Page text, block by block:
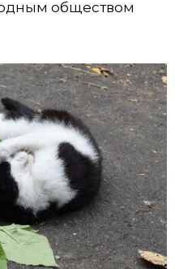
обществом